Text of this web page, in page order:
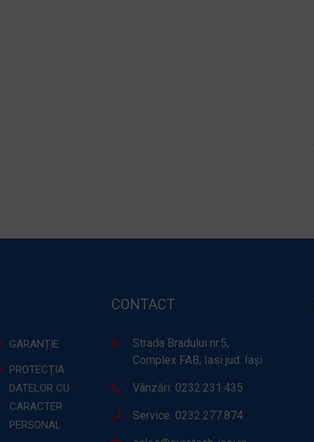
GARANȚIE
PROTECȚIA
DATELOR CU
CARACTER
PERSONAL
CONTACT
Strada Bradului nr.5,
Complex FAB, Iasi jud. Iași
Vânzări: 0232.231.435
Service: 0232.277.874